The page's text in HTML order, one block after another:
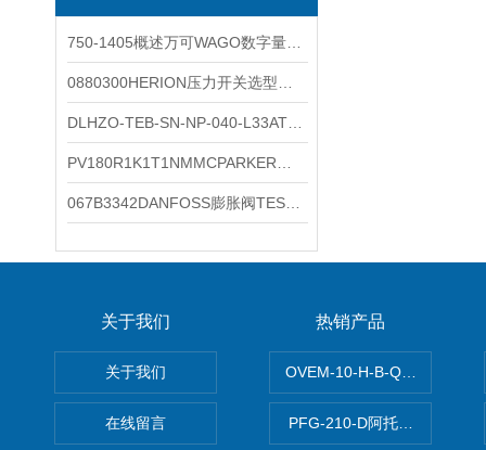
关于我们
关于我们
在线留言
热销产品
OVEM-10-H-B-QO-CE-N-2P
PFG-210-D阿托斯ATOS电